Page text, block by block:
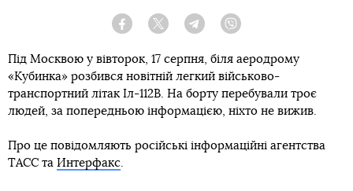
Facebook Twitter Telegram
Під Москвою у вівторок, 17 серпня, біля аеродрому
«Кубинка» розбився новітній легкий військово-
транспортний літак Іл-112В. На борту перебували троє
людей, за попередньою інформацією, ніхто не вижив.
Про це повідомляють російські інформаційні агентства
ТАСС та Интерфакс.